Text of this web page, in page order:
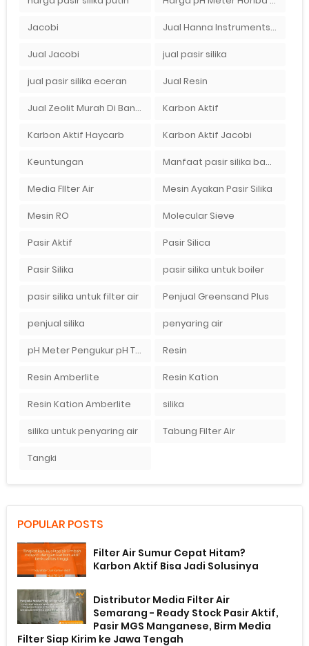
Jacobi Jual Hanna Instruments HI9124 dan HI9126 Di Balikpapan
Jual Jacobi jual pasir silika
jual pasir silika eceran Jual Resin
Jual Zeolit Murah Di Bandung Timur Karbon Aktif
Karbon Aktif Haycarb Karbon Aktif Jacobi
Keuntungan Manfaat pasir silika bagi kehidupan
Media FIlter Air Mesin Ayakan Pasir Silika
Mesin RO Molecular Sieve
Pasir Aktif Pasir Silica
Pasir Silika pasir silika untuk boiler
pasir silika untuk filter air Penjual Greensand Plus
penjual silika penyaring air
pH Meter Pengukur pH Tanah Ionix pH 10 Resin
Resin Amberlite Resin Kation
Resin Kation Amberlite silika
silika untuk penyaring air Tabung Filter Air
Tangki
POPULAR POSTS
Filter Air Sumur Cepat Hitam?
Karbon Aktif Bisa Jadi Solusinya
Distributor Media Filter Air
Semarang - Ready Stock Pasir Aktif,
Pasir MGS Manganese, Birm Media
Filter Siap Kirim ke Jawa Tengah